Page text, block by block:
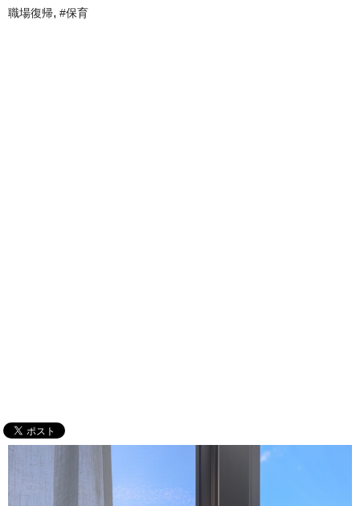
職場復帰, #保育